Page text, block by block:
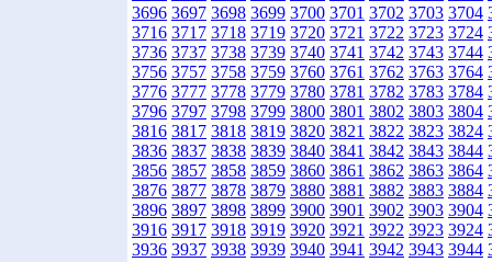
3696 3697 3698 3699 3700 3701 3702 3703 3704
3716 3717 3718 3719 3720 3721 3722 3723 3724
3736 3737 3738 3739 3740 3741 3742 3743 3744
3756 3757 3758 3759 3760 3761 3762 3763 3764
3776 3777 3778 3779 3780 3781 3782 3783 3784
3796 3797 3798 3799 3800 3801 3802 3803 3804
3816 3817 3818 3819 3820 3821 3822 3823 3824
3836 3837 3838 3839 3840 3841 3842 3843 3844
3856 3857 3858 3859 3860 3861 3862 3863 3864
3876 3877 3878 3879 3880 3881 3882 3883 3884
3896 3897 3898 3899 3900 3901 3902 3903 3904
3916 3917 3918 3919 3920 3921 3922 3923 3924
3936 3937 3938 3939 3940 3941 3942 3943 3944